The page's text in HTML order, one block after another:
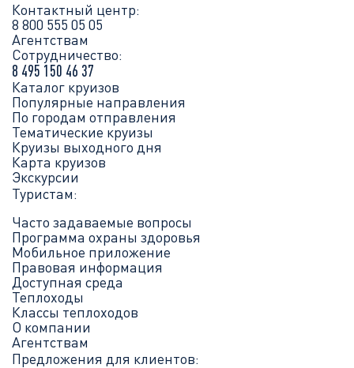
Контактный центр:
8 800 555 05 05
Агентствам
Сотрудничество:
8 495 150 46 37
Каталог круизов
Популярные направления
По городам отправления
Тематические круизы
Круизы выходного дня
Карта круизов
Экскурсии
Туристам:
Часто задаваемые вопросы
Программа охраны здоровья
Мобильное приложение
Правовая информация
Доступная среда
Теплоходы
Классы теплоходов
О компании
Агентствам
Предложения для клиентов: